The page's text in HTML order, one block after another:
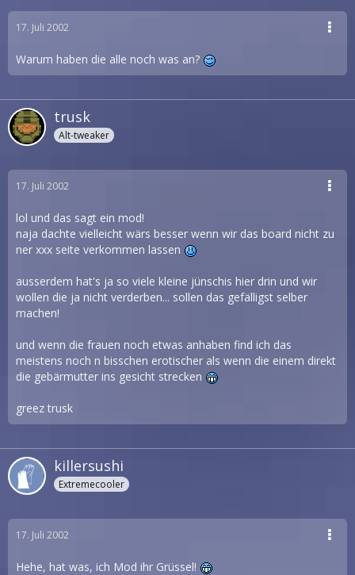
17. Juli 2002
Warum haben die alle noch was an?
trusk
Alt-tweaker
17. Juli 2002
lol und das sagt ein mod!
naja dachte vielleicht wärs besser wenn wir das board nicht zu
ner xxx seite verkommen lassen
ausserdem hat's ja so viele kleine jünschis hier drin und wir
wollen die ja nicht verderben... sollen das gefälligst selber
machen!
und wenn die frauen noch etwas anhaben find ich das
meistens noch n bisschen erotischer als wenn die einem direkt
die gebärmutter ins gesicht strecken
greez trusk
killersushi
Extremecooler
17. Juli 2002
Hehe, hat was, ich Mod ihr Grüssel!